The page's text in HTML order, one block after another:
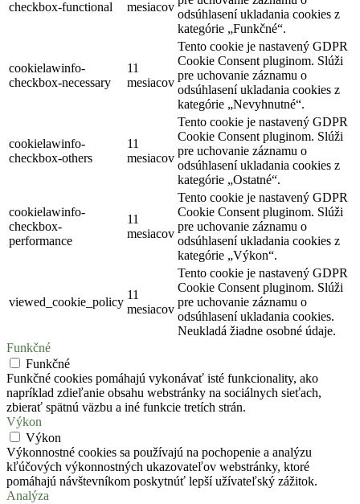
checkbox-functional
mesiacov
odsúhlasení ukladania cookies z
kategórie „Funkčné“.
cookielawinfo-
checkbox-necessary
11
mesiacov
Tento cookie je nastavený GDPR
Cookie Consent pluginom. Slúži
pre uchovanie záznamu o
odsúhlasení ukladania cookies z
kategórie „Nevyhnutné“.
cookielawinfo-
checkbox-others
11
mesiacov
Tento cookie je nastavený GDPR
Cookie Consent pluginom. Slúži
pre uchovanie záznamu o
odsúhlasení ukladania cookies z
kategórie „Ostatné“.
cookielawinfo-
checkbox-
performance
11
mesiacov
Tento cookie je nastavený GDPR
Cookie Consent pluginom. Slúži
pre uchovanie záznamu o
odsúhlasení ukladania cookies z
kategórie „Výkon“.
viewed_cookie_policy
11
mesiacov
Tento cookie je nastavený GDPR
Cookie Consent pluginom. Slúži
pre uchovanie záznamu o
odsúhlasení ukladania cookies.
Neukladá žiadne osobné údaje.
Funkčné
Funkčné
Funkčné cookies pomáhajú vykonávať isté funkcionality, ako
napríklad zdieľanie obsahu webstránky na sociálnych sieťach,
zbierať spätnú väzbu a iné funkcie tretích strán.
Výkon
Výkon
Výkonnostné cookies sa používajú na pochopenie a analýzu
kľúčových výkonnostných ukazovateľov webstránky, ktoré
pomáhajú návštevníkom poskytnúť lepší užívateľský zážitok.
Analýza